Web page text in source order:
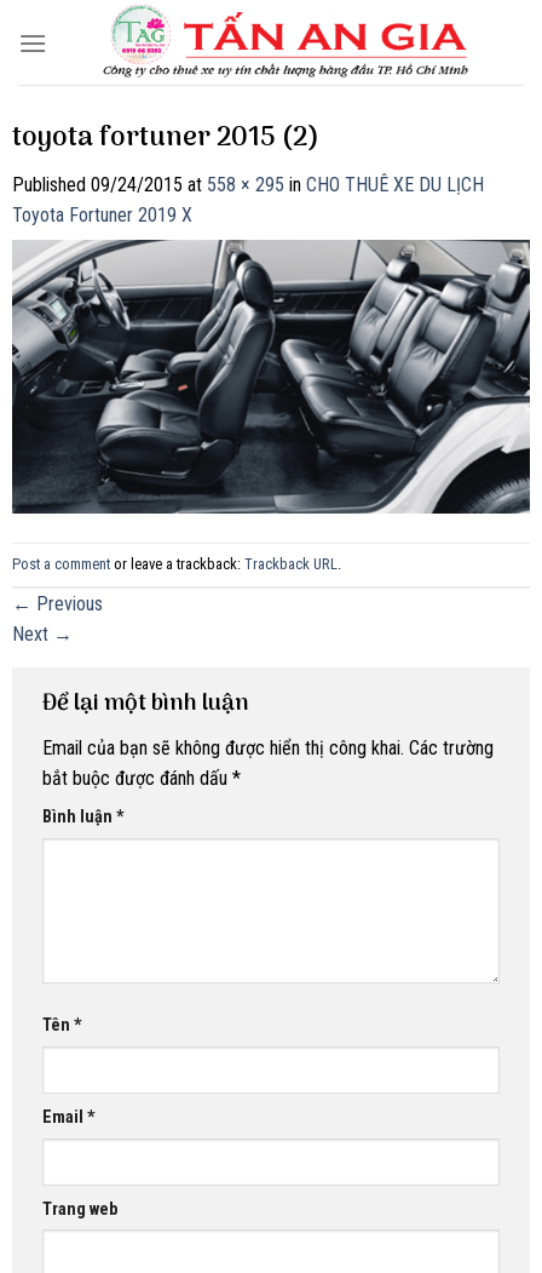
toyota fortuner 2015 (2)
Published 09/24/2015 at 558 × 295 in CHO THUÊ XE DU LỊCH
Toyota Fortuner 2019 X
Post a comment or leave a trackback: Trackback URL
← Previous
Next →
Để lại một bình luận
Email của bạn sẽ không được hiển thị công khai. Các trường
bắt buộc được đánh dấu *
Bình luận *
Tên *
Email *
Trang web